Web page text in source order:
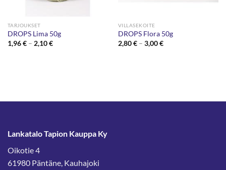
TARJOUKSET
DROPS Lima 50g
1,96€ – 2,10€Hintaluokka:
VILLASEKOITE
DROPS Flora 50g
2,80€ – 3,00€Hintaluokka:
Lankatalo Tapion Kauppa Ky
Oikotie 4
61980 Päntäne, Kauhajoki